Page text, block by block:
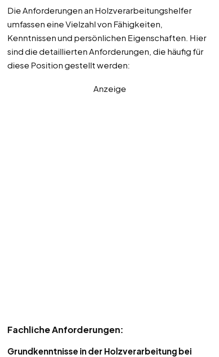
Die Anforderungen an Holzverarbeitungshelfer
umfassen eine Vielzahl von Fähigkeiten,
Kenntnissen und persönlichen Eigenschaften. Hier
sind die detaillierten Anforderungen, die häufig für
diese Position gestellt werden:
Anzeige
Fachliche Anforderungen:
Grundkenntnisse in der Holzverarbeitung bei